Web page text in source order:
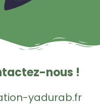
nous !
yadurab.fr